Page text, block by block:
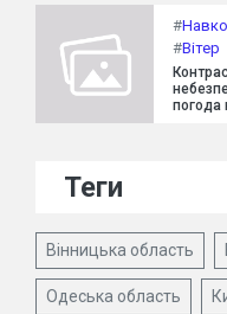
#
#Вітер
погода
Теги
Вінницька область
Одеська область